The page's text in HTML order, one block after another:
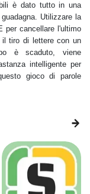
è dato tutto in una
Utilizzare la
per cancellare l'ultimo
il tiro di lettere con un
è scaduto, viene
intelligente per
gioco di parole